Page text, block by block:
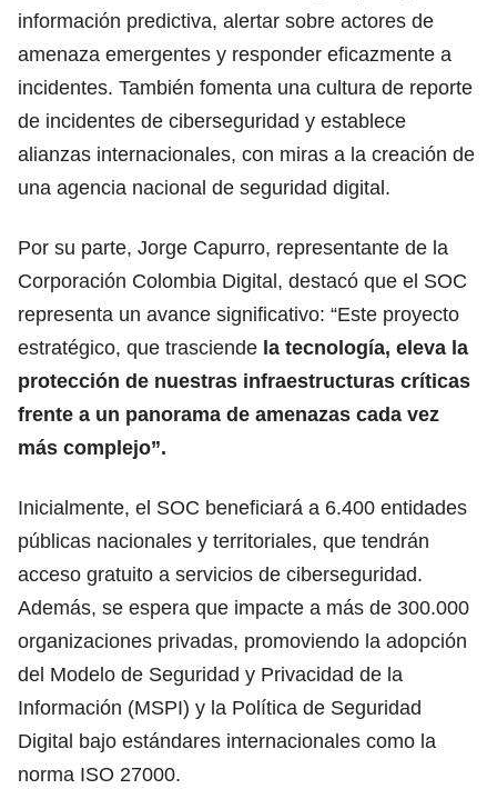
información predictiva, alertar sobre actores de
amenaza emergentes y responder eficazmente a
incidentes. También fomenta una cultura de reporte
de incidentes de ciberseguridad y establece
alianzas internacionales, con miras a la creación de
una agencia nacional de seguridad digital.
Por su parte, Jorge Capurro, representante de la
Corporación Colombia Digital, destacó que el SOC
representa un avance significativo: “Este proyecto
estratégico, que trasciende la tecnología, eleva la
protección de nuestras infraestructuras críticas
frente a un panorama de amenazas cada vez
más complejo”.
Inicialmente, el SOC beneficiará a 6.400 entidades
públicas nacionales y territoriales, que tendrán
acceso gratuito a servicios de ciberseguridad.
Además, se espera que impacte a más de 300.000
organizaciones privadas, promoviendo la adopción
del Modelo de Seguridad y Privacidad de la
Información (MSPI) y la Política de Seguridad
Digital bajo estándares internacionales como la
norma ISO 27000.